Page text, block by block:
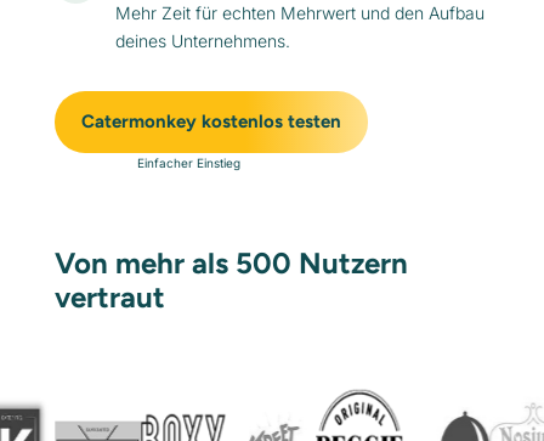
Mehr Zeit für echten Mehrwert und den Aufbau
deines Unternehmens.
Catermonkey kostenlos testen
Einfacher Einstieg
Von mehr als 500 Nutzern
vertraut